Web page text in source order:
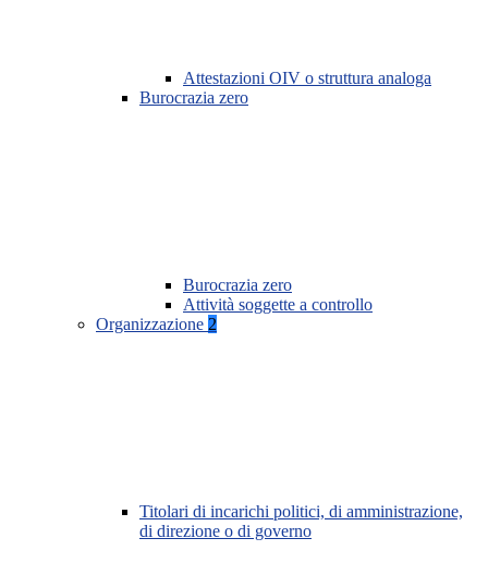
Attestazioni OIV o struttura analoga
Burocrazia zero
Burocrazia zero
Attività soggette a controllo
Organizzazione 2
Titolari di incarichi politici, di amministrazione,
di direzione o di governo